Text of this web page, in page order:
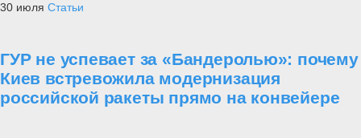
30 июля Статьи
ГУР не успевает за «Бандеролью»: почему
Киев встревожила модернизация
российской ракеты прямо на конвейере